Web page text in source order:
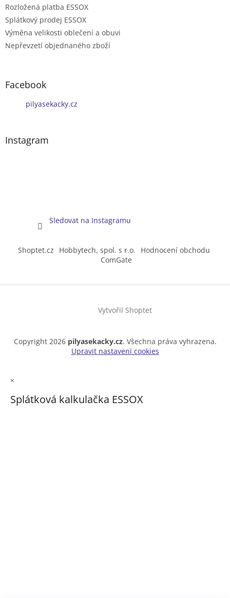
Rozložená platba ESSOX
Splátkový prodej ESSOX
Výměna velikosti oblečení a obuvi
Nepřevzetí objednaného zboží
Facebook
pilyasekacky.cz
Instagram
Sledovat na Instagramu
Shoptet.cz Hobbytech, spol. s r.o.
Hodnocení obchodu
ComGate
Vytvořil Shoptet
Copyright 2026 pilyasekacky.cz. Všechna práva vyhrazena.
Upravit nastavení cookies
×
Splátková kalkulačka ESSOX